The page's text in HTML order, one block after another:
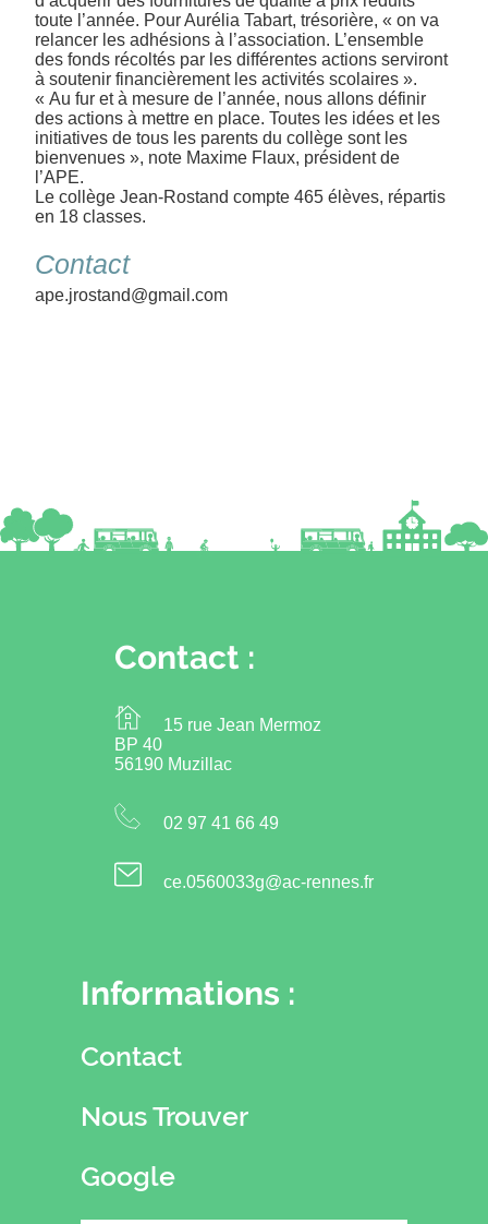
toute l’année. Pour Aurélia Tabart, trésorière, « on va
relancer les adhésions à l’association. L’ensemble
des fonds récoltés par les différentes actions serviront
à soutenir financièrement les activités scolaires ».
« Au fur et à mesure de l’année, nous allons définir
des actions à mettre en place. Toutes les idées et les
initiatives de tous les parents du collège sont les
bienvenues », note Maxime Flaux, président de
l’APE.
Le collège Jean-Rostand compte 465 élèves, répartis
en 18 classes.
Contact
ape.jrostand@gmail.com
Contact :
15 rue Jean Mermoz
BP 40
56190 Muzillac
02 97 41 66 49
ce.0560033g@ac-rennes.fr
Informations :
Contact
Nous Trouver
Google